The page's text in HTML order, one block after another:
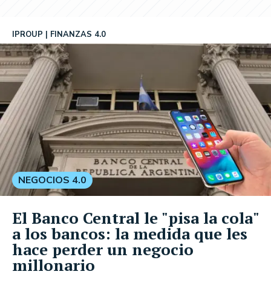
IPROUP FINANZAS 4.0
NEGOCIOS 4.0
El Banco Central le "pisa la cola"
a los bancos: la medida que les
hace perder un negocio
millonario